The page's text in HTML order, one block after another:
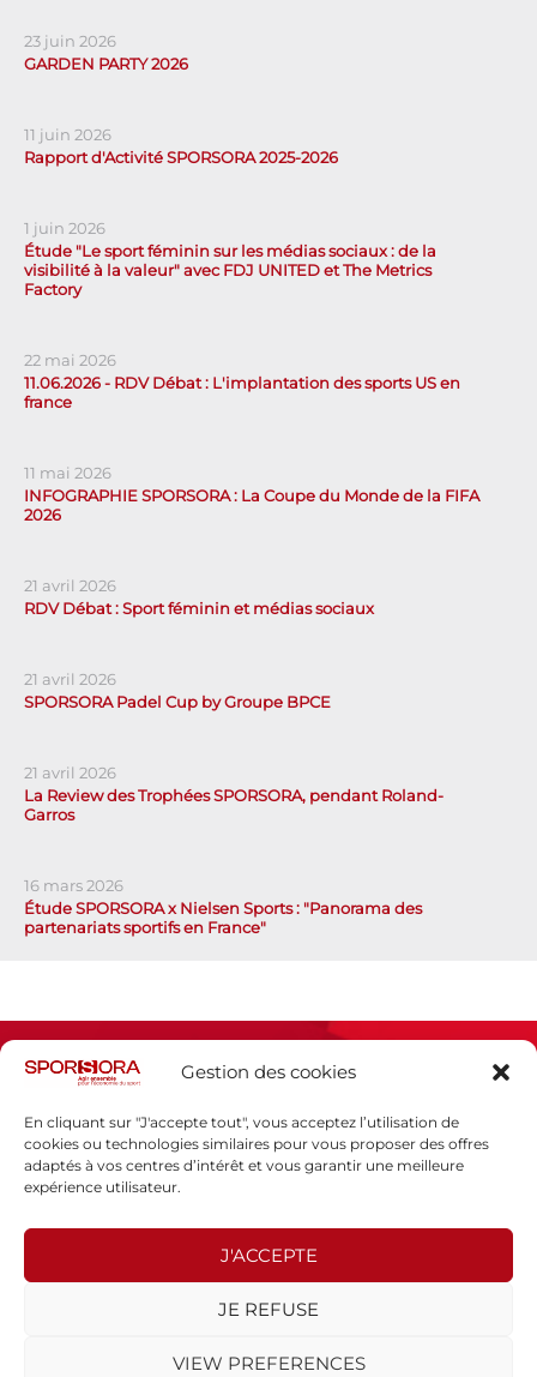
Gestion des cookies
En cliquant sur "J'accepte tout", vous acceptez l’utilisation de
cookies ou technologies similaires pour vous proposer des offres
adaptés à vos centres d’intérêt et vous garantir une meilleure
expérience utilisateur.
J'ACCEPTE
JE REFUSE
VIEW PREFERENCES
23 juin 2026
GARDEN PARTY 2026
11 juin 2026
Rapport d'Activité SPORSORA 2025-2026
1 juin 2026
Étude "Le sport féminin sur les médias sociaux : de la
visibilité à la valeur" avec FDJ UNITED et The Metrics
Factory
22 mai 2026
11.06.2026 - RDV Débat : L'implantation des sports US en
france
11 mai 2026
INFOGRAPHIE SPORSORA : La Coupe du Monde de la FIFA
2026
21 avril 2026
RDV Débat : Sport féminin et médias sociaux
21 avril 2026
SPORSORA Padel Cup by Groupe BPCE
21 avril 2026
La Review des Trophées SPORSORA, pendant Roland-
Garros
16 mars 2026
Étude SPORSORA x Nielsen Sports : "Panorama des
partenariats sportifs en France"
Espace presse
Politique de confidentialité
SPORSORA
75015 PARIS